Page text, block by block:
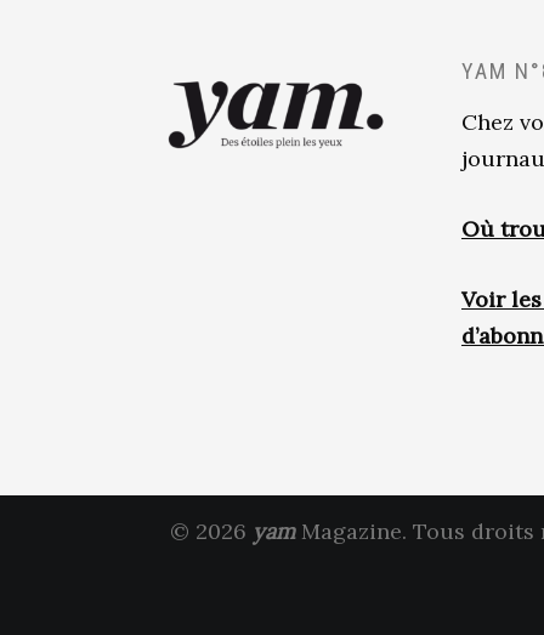
YAM
Chez
Où
Voir
© 2026 yamMagazine. Tous droits